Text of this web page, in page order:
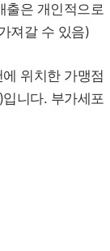
출은 개인적으로
져갈 수 있음)
위치한 가맹점
니다. 부가세포